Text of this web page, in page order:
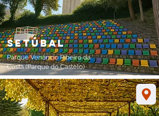
setúbal
Parque Venâncio Ribeiro da
Costa (Parque do Castelo)